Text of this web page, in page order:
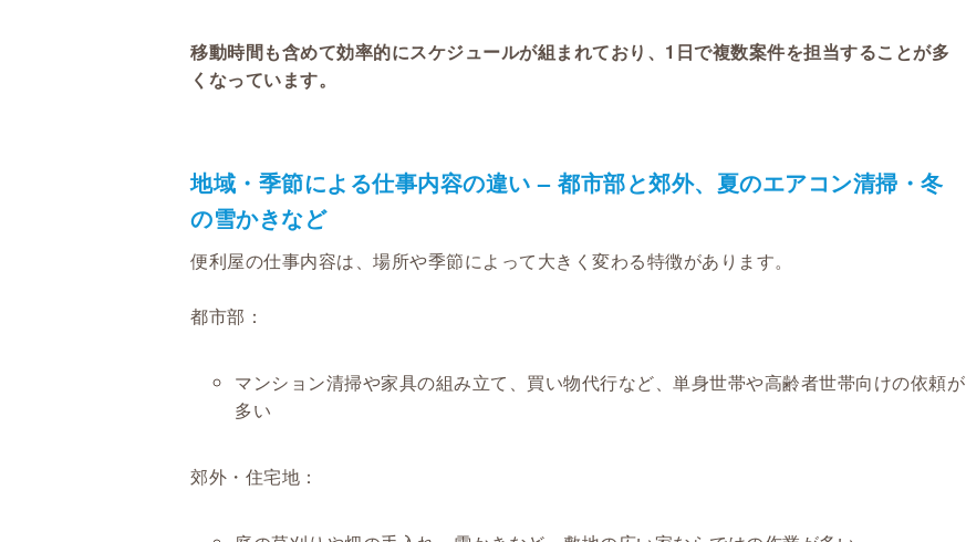
移動時間も含めて効率的にスケジュールが組まれており、1日で複数案件を担当することが多
くなっています。
地域・季節による仕事内容の違い – 都市部と郊外、夏のエアコン清掃・冬
の雪かきなど
便利屋の仕事内容は、場所や季節によって大きく変わる特徴があります。
都市部：
マンション清掃や家具の組み立て、買い物代行など、単身世帯や高齢者世帯向けの依頼が
多い
郊外・住宅地：